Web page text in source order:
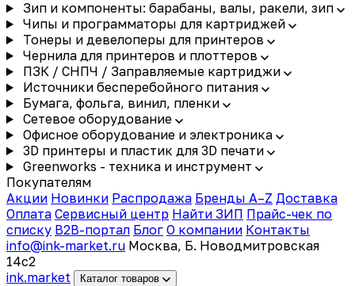
Зип и компоненты: барабаны, валы, ракели, зип
Чипы и программаторы для картриджей
Тонеры и девелоперы для принтеров
Чернила для принтеров и плоттеров
ПЗК / СНПЧ / Заправляемые картриджи
Источники бесперебойного питания
Бумага, фольга, винил, пленки
Сетевое оборудование
Офисное оборудование и электроника
3D принтеры и пластик для 3D печати
Greenworks - техника и инструмент
Покупателям
Акции Новинки Распродажа Бренды A–Z Доставка
Оплата Сервисный центр Найти ЗИП Прайс-чек по
списку B2B-портал Блог О компании Контакты
info@ink-market.ru Москва, Б. Новодмитровская
14с2
ink.market Каталог товаров